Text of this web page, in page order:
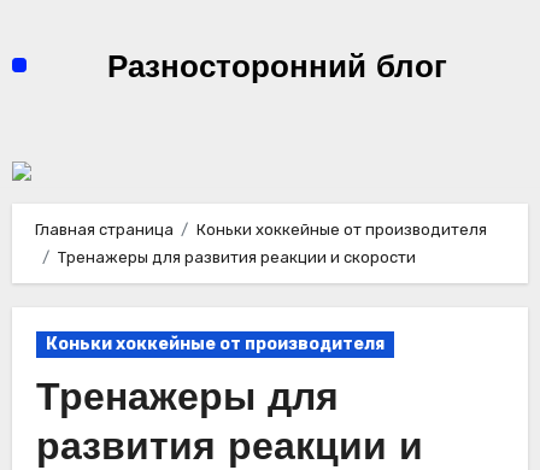
содержимомуРазносторонний блог
Главная страница
Коньки хоккейные от производителя
Тренажеры для развития реакции и скорости
Коньки хоккейные от производителя
Тренажеры для
развития реакции и